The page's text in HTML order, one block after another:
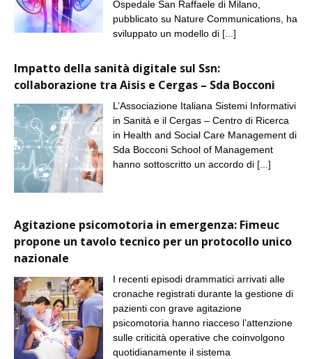
Ospedale San Raffaele di Milano,
pubblicato su Nature Communications, ha
sviluppato un modello di [...]
Impatto della sanità digitale sul Ssn:
collaborazione tra Aisis e Cergas – Sda Bocconi
L’Associazione Italiana Sistemi Informativi
in Sanità e il Cergas – Centro di Ricerca
in Health and Social Care Management di
Sda Bocconi School of Management
hanno sottoscritto un accordo di [...]
Agitazione psicomotoria in emergenza: Fimeuc
propone un tavolo tecnico per un protocollo unico
nazionale
I recenti episodi drammatici arrivati alle
cronache registrati durante la gestione di
pazienti con grave agitazione
psicomotoria hanno riacceso l’attenzione
sulle criticità operative che coinvolgono
quotidianamente il sistema